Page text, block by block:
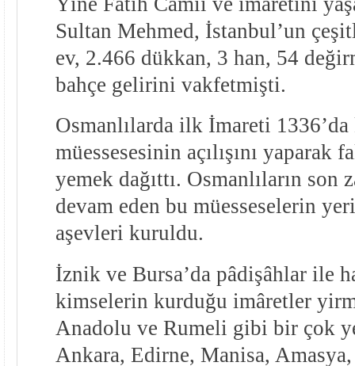
Sultan Mehmed, İstanbul’un
ev, 2.466 dükkan, 3 han, 54
bahçe gelirini vakfetmişti.
Osmanlılarda ilk İmareti
müessesesinin açılışını yaparak
yemek dağıttı. Osmanlıların son
devam eden bu müesseselerin
aşevleri kuruldu.
İznik ve Bursa’da pâdişâhlar ile
kimselerin kurduğu imâretler
Anadolu ve Rumeli gibi bir çok
Ankara, Edirne, Manisa,